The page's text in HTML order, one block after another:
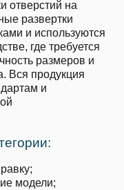
отверстий на
развертки
и используются
где требуется
размеров и
Вся продукция
и
модели;